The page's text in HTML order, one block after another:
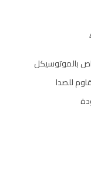
بالموتوسيكل
للصدا